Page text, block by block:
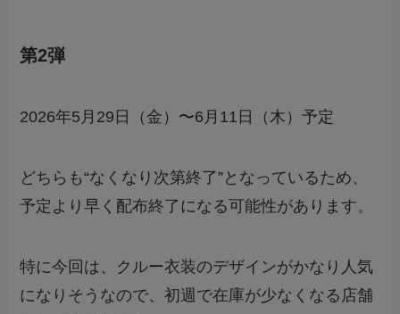
第2弾
2026年5月29日（金）〜6月11日（木）予定
どちらも“なくなり次第終了”となっているため、
予定より早く配布終了になる可能性があります。
特に今回は、クルー衣装のデザインがかなり人気
になりそうなので、初週で在庫が少なくなる店舗